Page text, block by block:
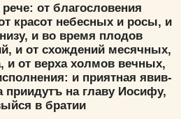
от­ благословения
красот небесных и росы, и
и во время плодов
и от­ схождений месячных,
и от­ верха холмов вечных,
и приятная явив­
на главу Иосифу,
в братии